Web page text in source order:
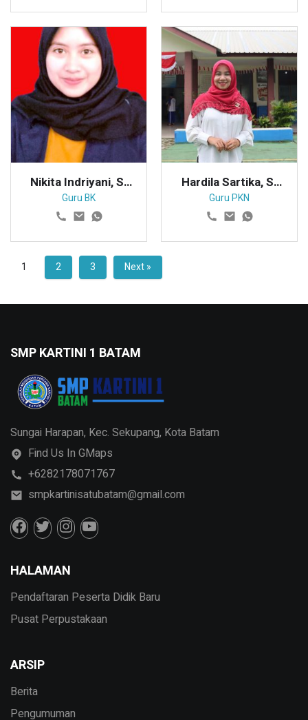
Nikita Indriyani, S.
Pd
Guru BK
Hardila Sartika, S.
Pd
Guru PKN
1 2 3 Next »
SMP KARTINI 1 BATAM
Sungai Harapan, Kec. Sekupang, Kota Batam
Find Us In GMaps
+6282178071767
smpkartinisatubatam@gmail.com
HALAMAN
Pendaftaran Peserta Didik Baru
Pusat Perpustakaan
ARSIP
Berita
Pengumuman